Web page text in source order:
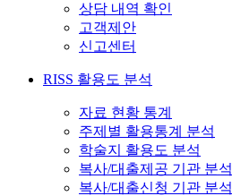
상담 내역 확인
고객제안
신고센터
RISS 활용도 분석
자료 현황 통계
주제별 활용통계 분석
학술지 활용도 분석
복사/대출제공 기관 분석
복사/대출신청 기관 분석